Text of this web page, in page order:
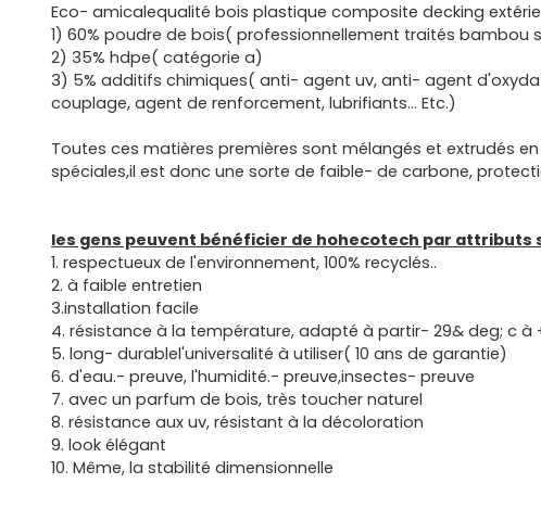
Eco- amicalequalité bois plastique composite decking
1) 60% poudre de bois( professionnellement traités bambou
2) 35% hdpe( catégorie a)
3) 5% additifs chimiques( anti- agent uv, anti- agent
couplage, agent de renforcement, lubrifiants... Etc.)
Toutes ces matières premières sont mélangés et extrudés
spéciales,il est donc une sorte de faible- de carbone,
les gens peuvent bénéficier de hohecotech par attributs
1. respectueux de l'environnement, 100% recyclés..
2. à faible entretien
3.installation facile
4. résistance à la température, adapté à partir- 29& deg; c à
5. long- durablel'universalité à utiliser( 10 ans de garantie)
6. d'eau.- preuve, l'humidité.- preuve,insectes- preuve
7. avec un parfum de bois, très toucher naturel
8. résistance aux uv, résistant à la décoloration
9. look élégant
10. Même, la stabilité dimensionnelle